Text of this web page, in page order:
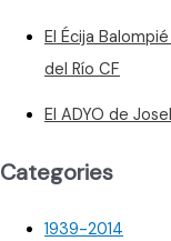
El Écija
del Río CF
El ADYO de
Categories
1939-2014